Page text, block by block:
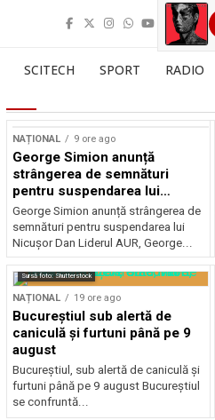
SCITECH SPORT RADIO
NAȚIONAL 9 ore ago
George Simion anunță
strângerea de semnături
pentru suspendarea lui
Nicușor Dan
George Simion anunță strângerea de
semnături pentru suspendarea lui
Nicușor Dan Liderul AUR, George...
Sursă foto: Shutterstock
NAȚIONAL 19 ore ago
Bucureștiul sub alertă de
caniculă și furtuni până pe 9
august
Bucureștiul, sub alertă de caniculă și
furtuni până pe 9 august Bucureștiul
se confruntă...